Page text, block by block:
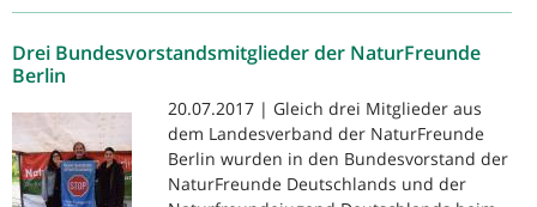
Drei Bundesvorstandsmitglieder der NaturFreunde
Berlin
20.07.2017 | Gleich drei Mitglieder aus
dem Landesverband der NaturFreunde
Berlin wurden in den Bundesvorstand der
NaturFreunde Deutschlands und der